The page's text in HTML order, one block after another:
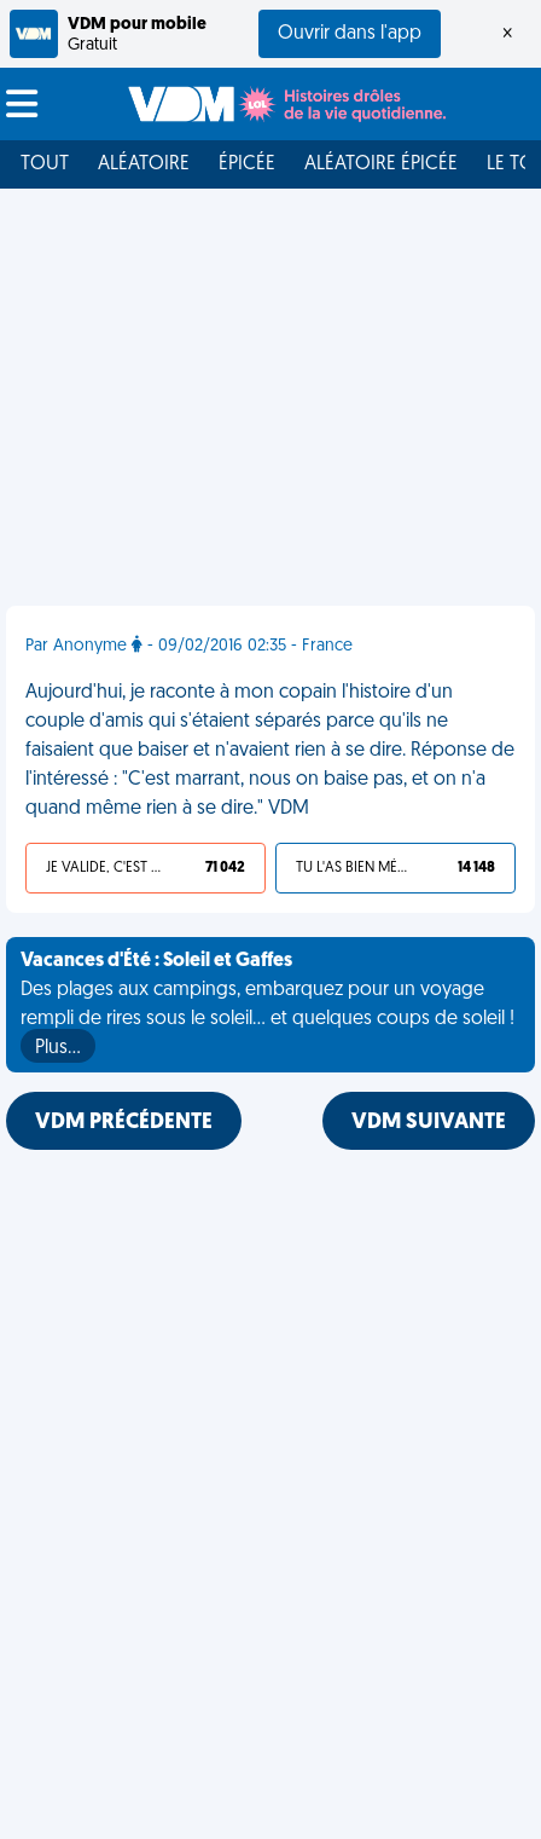
VDM pour mobile
Gratuit
Ouvrir dans l'app ×
TOUT ALÉATOIRE ÉPICÉE ALÉATOIRE ÉPICÉE LE
Par Anonyme - 09/02/2016 02:35 - France
Aujourd'hui, je raconte à mon copain l'histoire d'un
couple d'amis qui s'étaient séparés parce qu'ils ne
faisaient que baiser et n'avaient rien à se dire. Réponse de
l'intéressé : "C'est marrant, nous on baise pas, et on n'a
quand même rien à se dire." VDM
JE VALIDE, C'EST UNE VDM 71 042 TU L'AS BIEN MÉRITÉ 14 148
Vacances d'Été : Soleil et Gaffes
Des plages aux campings, embarquez pour un voyage
rempli de rires sous le soleil... et quelques coups de soleil !
Plus…
VDM PRÉCÉDENTE VDM SUIVANTE